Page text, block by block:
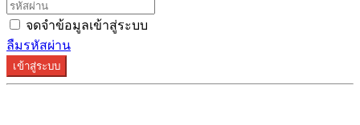
จดจำข้อมูลเข้าสู่ระบบ
ลืมรหัสผ่าน
เข้าสู่ระบบ